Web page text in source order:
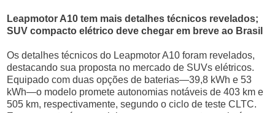
Leapmotor A10 tem mais detalhes técnicos revelados;
SUV compacto elétrico deve chegar em breve ao Brasil
Os detalhes técnicos do Leapmotor A10 foram revelados,
destacando sua proposta no mercado de SUVs elétricos.
Equipado com duas opções de baterias—39,8 kWh e 53
kWh—o modelo promete autonomias notáveis de 403 km e
505 km, respectivamente, segundo o ciclo de teste CLTC.